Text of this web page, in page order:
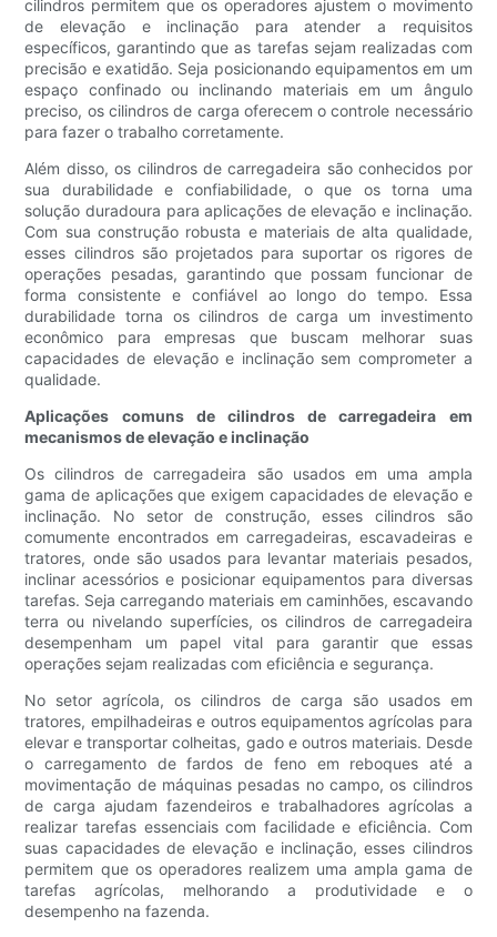
cilindros permitem que os operadores ajustem o movimento
de elevação e inclinação para atender a requisitos
específicos, garantindo que as tarefas sejam realizadas com
precisão e exatidão. Seja posicionando equipamentos em um
espaço confinado ou inclinando materiais em um ângulo
preciso, os cilindros de carga oferecem o controle necessário
para fazer o trabalho corretamente.
Além disso, os cilindros de carregadeira são conhecidos por
sua durabilidade e confiabilidade, o que os torna uma
solução duradoura para aplicações de elevação e inclinação.
Com sua construção robusta e materiais de alta qualidade,
esses cilindros são projetados para suportar os rigores de
operações pesadas, garantindo que possam funcionar de
forma consistente e confiável ao longo do tempo. Essa
durabilidade torna os cilindros de carga um investimento
econômico para empresas que buscam melhorar suas
capacidades de elevação e inclinação sem comprometer a
qualidade.
Aplicações comuns de cilindros de carregadeira em
mecanismos de elevação e inclinação
Os cilindros de carregadeira são usados ​​em uma ampla
gama de aplicações que exigem capacidades de elevação e
inclinação. No setor de construção, esses cilindros são
comumente encontrados em carregadeiras, escavadeiras e
tratores, onde são usados ​​para levantar materiais pesados,
inclinar acessórios e posicionar equipamentos para diversas
tarefas. Seja carregando materiais em caminhões, escavando
terra ou nivelando superfícies, os cilindros de carregadeira
desempenham um papel vital para garantir que essas
operações sejam realizadas com eficiência e segurança.
No setor agrícola, os cilindros de carga são usados ​​em
tratores, empilhadeiras e outros equipamentos agrícolas para
elevar e transportar colheitas, gado e outros materiais. Desde
o carregamento de fardos de feno em reboques até a
movimentação de máquinas pesadas no campo, os cilindros
de carga ajudam fazendeiros e trabalhadores agrícolas a
realizar tarefas essenciais com facilidade e eficiência. Com
suas capacidades de elevação e inclinação, esses cilindros
permitem que os operadores realizem uma ampla gama de
tarefas agrícolas, melhorando a produtividade e o
desempenho na fazenda.